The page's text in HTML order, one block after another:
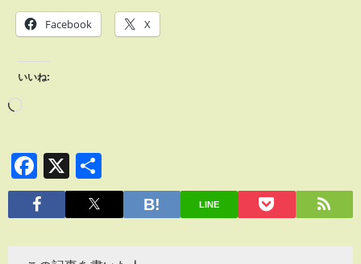
Facebook X
いいね:
Facebook
X
有
LINE